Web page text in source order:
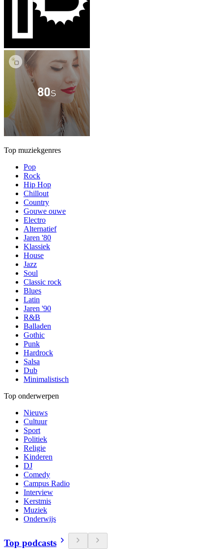
Top muziekgenres
Pop
Rock
Hip Hop
Chillout
Country
Gouwe ouwe
Electro
Alternatief
Jaren '80
Klassiek
House
Jazz
Soul
Classic rock
Blues
Latin
Jaren '90
R&B
Balladen
Gothic
Punk
Hardrock
Salsa
Dub
Minimalistisch
Top onderwerpen
Nieuws
Cultuur
Sport
Politiek
Religie
Kinderen
DJ
Comedy
Campus Radio
Interview
Kerstmis
Muziek
Onderwijs
Top podcasts